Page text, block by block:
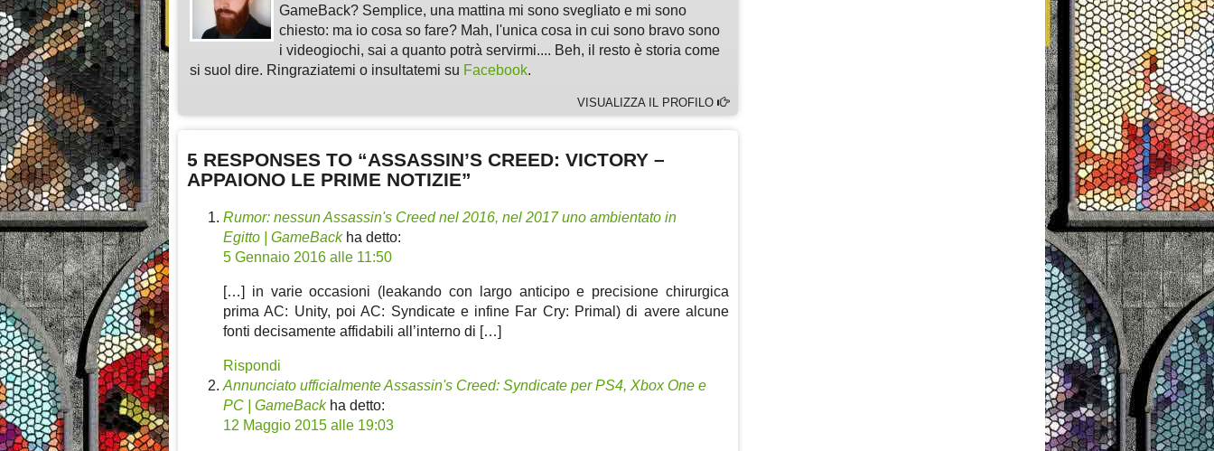
GameBack? Semplice, una mattina mi sono svegliato e mi sono
chiesto: ma io cosa so fare? Mah, l'unica cosa in cui sono bravo sono
i videogiochi, sai a quanto potrà servirmi.... Beh, il resto è storia come
si suol dire. Ringraziatemi o insultatemi su Facebook.
VISUALIZZA IL PROFILO
5 RESPONSES TO “ASSASSIN’S CREED: VICTORY –
APPAIONO LE PRIME NOTIZIE”
Rumor: nessun Assassin's Creed nel 2016, nel 2017 uno ambientato in
Egitto | GameBack ha detto:
5 Gennaio 2016 alle 11:50
[…] in varie occasioni (leakando con largo anticipo e precisione chirurgica
prima AC: Unity, poi AC: Syndicate e infine Far Cry: Primal) di avere alcune
fonti decisamente affidabili all’interno di […]
Rispondi
Annunciato ufficialmente Assassin's Creed: Syndicate per PS4, Xbox One e
PC | GameBack ha detto:
12 Maggio 2015 alle 19:03